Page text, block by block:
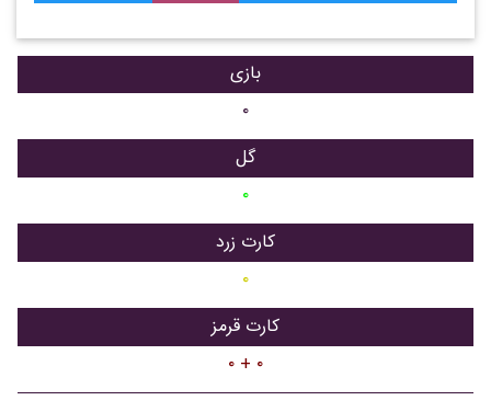
بازی
۰
گل
۰
کارت زرد
۰
کارت قرمز
۰ + ۰